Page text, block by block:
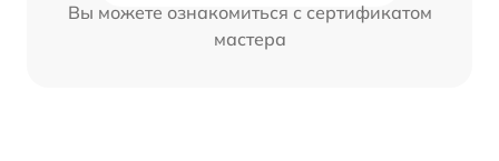
Вы можете ознакомиться с сертификатом
мастера